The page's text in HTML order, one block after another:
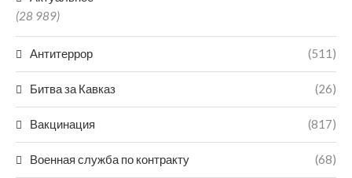
(28 989)
Антитеррор (511)
Битва за Кавказ (26)
Вакцинация (817)
Военная служба по контракту (68)